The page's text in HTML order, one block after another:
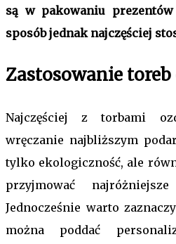
są w pakowaniu
sposób jednak najczęściej
Zastosowanie
Najczęściej z torbami
wręczanie najbliższym
tylko ekologiczność, ale
przyjmować
Jednocześnie warto
można poddać